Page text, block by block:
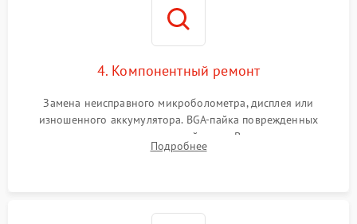
4. Компонентный ремонт
Замена неисправного микроболометра, дисплея или
изношенного аккумулятора. BGA-пайка поврежденных
контроллеров на материнской плате. Восстановление
разъемов и кнопок, замена поврежденных элементов
Подробнее